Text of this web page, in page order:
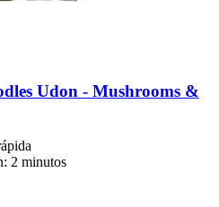
Udon -​ Mushrooms &
2 minutos